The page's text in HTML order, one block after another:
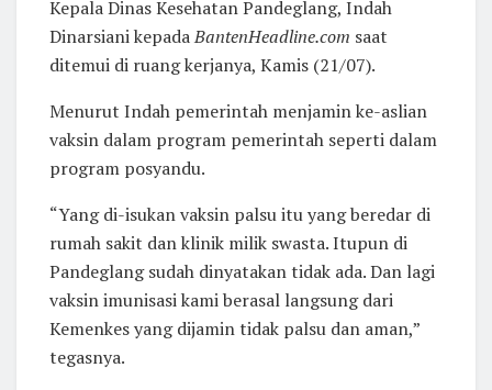
Kepala Dinas Kesehatan Pandeglang, Indah
Dinarsiani kepadaBantenHeadline.com saat
ditemui di ruang kerjanya, Kamis (21/07).
Menurut Indah pemerintah menjamin ke-aslian
vaksin dalam program pemerintah seperti dalam
program posyandu.
“Yang di-isukan vaksin palsu itu yang beredar di
rumah sakit dan klinik milik swasta. Itupun di
Pandeglang sudah dinyatakan tidak ada. Dan lagi
vaksin imunisasi kami berasal langsung dari
Kemenkes yang dijamin tidak palsu dan aman,”
tegasnya.